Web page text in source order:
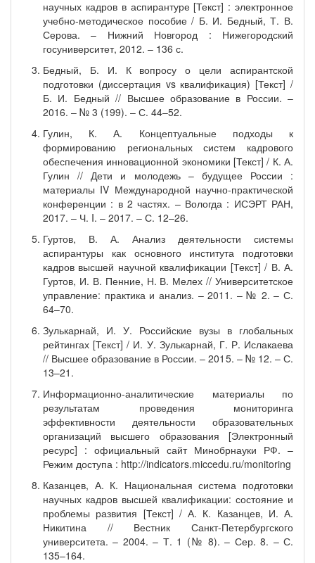
научных кадров в аспирантуре [Текст] : электронное
учебно-методическое пособие / Б. И. Бедный, Т. В.
Серова. – Нижний Новгород : Нижегородский
госуниверситет, 2012. – 136 с.
Бедный, Б. И. К вопросу о цели аспирантской
подготовки (диссертация vs квалификация) [Текст] /
Б. И. Бедный // Высшее образование в России. –
2016. – № 3 (199). – С. 44–52.
Гулин, К. А. Концептуальные подходы к
формированию региональных систем кадрового
обеспечения инновационной экономики [Текст] / К. А.
Гулин // Дети и молодежь – будущее России :
материалы IV Международной научно-практической
конференции : в 2 частях. – Вологда : ИСЭРТ РАН,
2017. – Ч. I. – 2017. – С. 12–26.
Гуртов, В. А. Анализ деятельности системы
аспирантуры как основного института подготовки
кадров высшей научной квалификации [Текст] / В. А.
Гуртов, И. В. Пенние, Н. В. Мелех // Университетское
управление: практика и анализ. – 2011. – № 2. – С.
64–70.
Зулькарнай, И. У. Российские вузы в глобальных
рейтингах [Текст] / И. У. Зулькарнай, Г. Р. Ислакаева
// Высшее образование в России. – 2015. – № 12. – С.
13–21.
Информационно-аналитические материалы по
результатам проведения мониторинга
эффективности деятельности образовательных
организаций высшего образования [Электронный
ресурс] : официальный сайт Минобрнауки РФ. –
Режим доступа : http://indicators.miccedu.ru/monitoring
Казанцев, А. К. Национальная система подготовки
научных кадров высшей квалификации: состояние и
проблемы развития [Текст] / А. К. Казанцев, И. А.
Никитина // Вестник Санкт-Петербургского
университета. – 2004. – Т. 1 (№ 8). – Сер. 8. – С.
135–164.